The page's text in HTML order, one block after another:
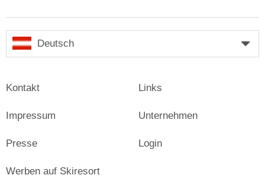
Deutsch
Kontakt
Impressum
Presse
Links
Unternehmen
Login
Werben auf Skiresort